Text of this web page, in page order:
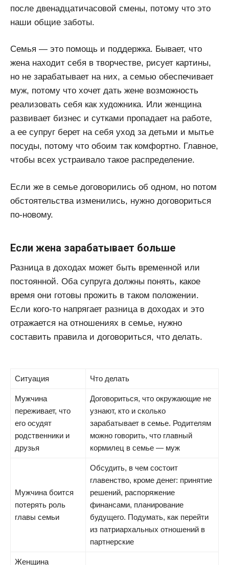
после двенадцатичасовой смены, потому что это
наши общие заботы.
Семья — это помощь и поддержка. Бывает, что
жена находит себя в творчестве, рисует картины,
но не зарабатывает на них, а семью обеспечивает
муж, потому что хочет дать жене возможность
реализовать себя как художника. Или женщина
развивает бизнес и сутками пропадает на работе,
а ее супруг берет на себя уход за детьми и мытье
посуды, потому что обоим так комфортно. Главное,
чтобы всех устраивало такое распределение.
Если же в семье договорились об одном, но потом
обстоятельства изменились, нужно договориться
по-новому.
Если жена зарабатывает больше
Разница в доходах может быть временной или
постоянной. Оба супруга должны понять, какое
время они готовы прожить в таком положении.
Если кого-то напрягает разница в доходах и это
отражается на отношениях в семье, нужно
составить правила и договориться, что делать.
Ситуация Что делать
Мужчина
переживает, что
его осудят
родственники и
друзья
Договориться, что окружающие не
узнают, кто и сколько
зарабатывает в семье. Родителям
можно говорить, что главный
кормилец в семье — муж
Мужчина боится
потерять роль
главы семьи
Обсудить, в чем состоит
главенство, кроме денег: принятие
решений, распоряжение
финансами, планирование
будущего. Подумать, как перейти
из патриархальных отношений в
партнерские
Женщина